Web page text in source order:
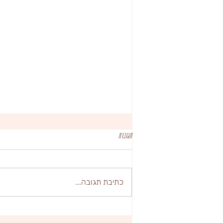
10 השאלות שהכי שואלים דולה
תגובות
כתיבת תגובה...